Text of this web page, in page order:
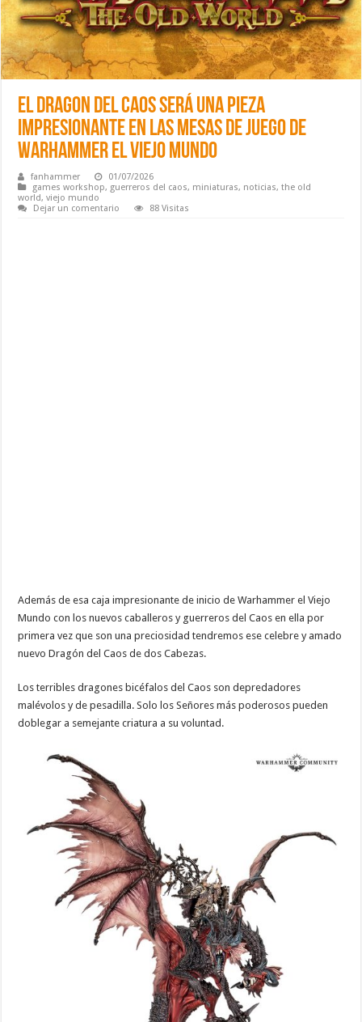
El Dragon del Caos será una pieza
impresionante en las mesas de juego de
Warhammer el Viejo Mundo
fanhammer
01/07/2026
games workshop, guerreros del caos, miniaturas, noticias,the old
world,viejo mundo
Dejar un comentario
88 Visitas
Además de esa caja impresionante de inicio de Warhammer el Viejo
Mundo con los nuevos caballeros y guerreros del Caos en ella por
primera vez que son una preciosidad tendremos ese celebre y amado
nuevo Dragón del Caos de dos Cabezas.
Los terribles dragones bicéfalos del Caos son depredadores
malévolos y de pesadilla. Solo los Señores más poderosos pueden
doblegar a semejante criatura a su voluntad.